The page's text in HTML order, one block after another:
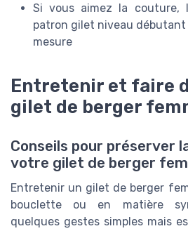
Si vous aimez la couture,
patron gilet niveau
mesure
Entretenir et faire
gilet de berger
Conseils pour préserver
votre gilet de berger
Entretenir un gilet de berger
bouclette ou en matière
quelques gestes simples mais